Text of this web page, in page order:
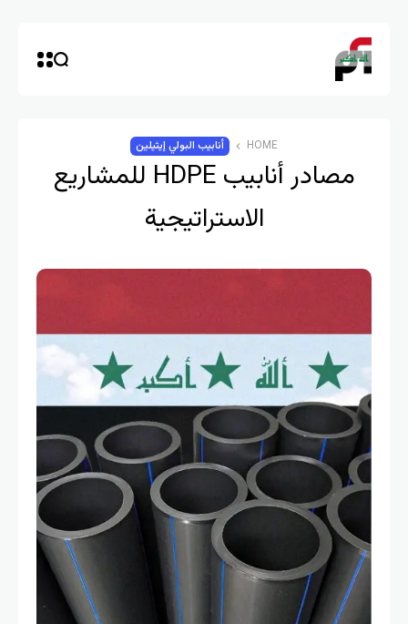
HOME أنابيب البولي إيثيلين
مصادر أنابيب HDPE للمشاريع
الاستراتيجية